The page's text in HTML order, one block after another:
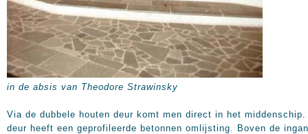
in de absis van Theodore Strawinsky
Via de dubbele houten deur komt men direct in het middenschip.
deur heeft een geprofileerde betonnen omlijsting. Boven de